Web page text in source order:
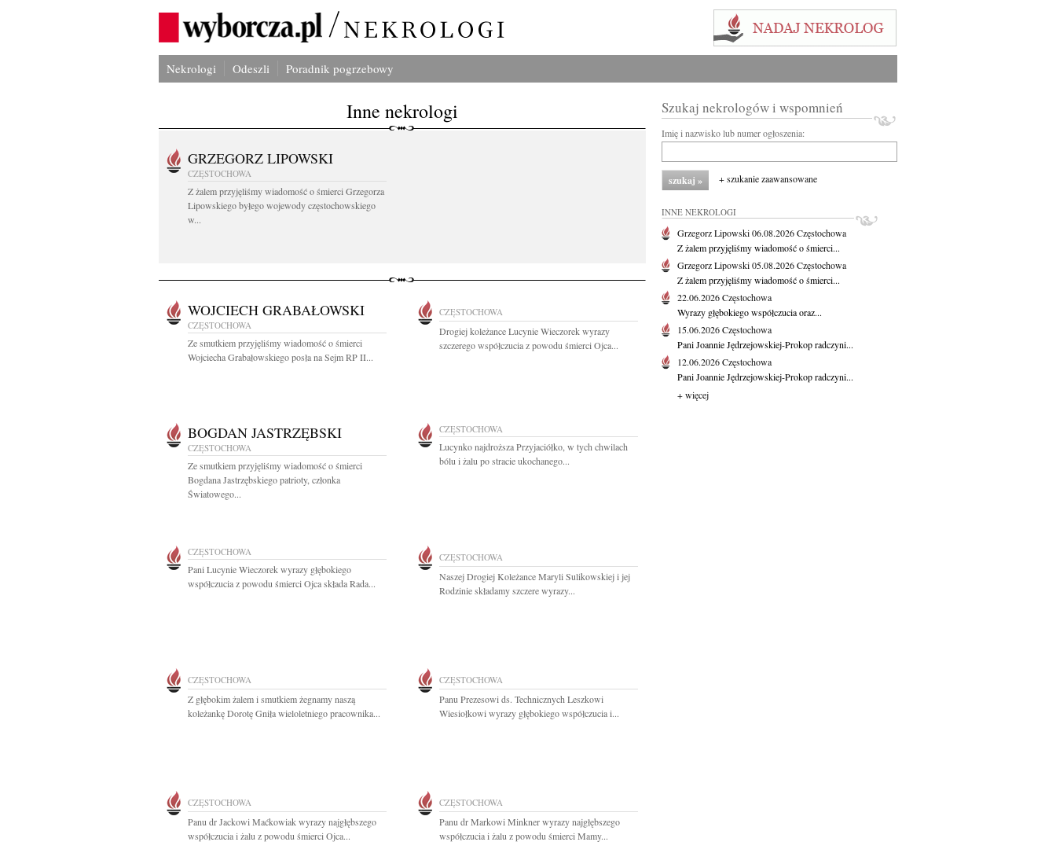
Nekrologi Odeszli Poradnik pogrzebowy
Inne nekrologi
GRZEGORZ LIPOWSKI
CZĘSTOCHOWA
Z żalem przyjęliśmy wiadomość o śmierci Grzegorza
Lipowskiego byłego wojewody częstochowskiego
w...
WOJCIECH GRABAŁOWSKI
CZĘSTOCHOWA
Ze smutkiem przyjęliśmy wiadomość o śmierci
Wojciecha Grabałowskiego posła na Sejm RP II...
CZĘSTOCHOWA
Drogiej koleżance Lucynie Wieczorek wyrazy
szczerego współczucia z powodu śmierci Ojca...
BOGDAN JASTRZĘBSKI
CZĘSTOCHOWA
Ze smutkiem przyjęliśmy wiadomość o śmierci
Bogdana Jastrzębskiego patrioty, członka
Światowego...
CZĘSTOCHOWA
Lucynko najdroższa Przyjaciółko, w tych chwilach
bólu i żalu po stracie ukochanego...
CZĘSTOCHOWA
Pani Lucynie Wieczorek wyrazy głębokiego
współczucia z powodu śmierci Ojca składa Rada...
CZĘSTOCHOWA
Naszej Drogiej Koleżance Maryli Sulikowskiej i jej
Rodzinie składamy szczere wyrazy...
CZĘSTOCHOWA
Z głębokim żalem i smutkiem żegnamy naszą
koleżankę Dorotę Gniła wieloletniego pracownika...
CZĘSTOCHOWA
Panu Prezesowi ds. Technicznych Leszkowi
Wiesiołkowi wyrazy głębokiego współczucia i...
CZĘSTOCHOWA
Panu dr Jackowi Maćkowiak wyrazy najgłębszego
współczucia i żalu z powodu śmierci Ojca...
CZĘSTOCHOWA
Panu dr Markowi Minkner wyrazy najgłębszego
współczucia i żalu z powodu śmierci Mamy...
Szukaj nekrologów i wspomnień
Imię i nazwisko lub numer ogłoszenia:
+ szukanie zaawansowane
INNE NEKROLOGI
Grzegorz Lipowski06.08.2026Częstochowa
Z żalem przyjęliśmy wiadomość o śmierci...
Grzegorz Lipowski05.08.2026Częstochowa
Z żalem przyjęliśmy wiadomość o śmierci...
22.06.2026Częstochowa
Wyrazy głębokiego współczucia oraz...
15.06.2026Częstochowa
Pani Joannie Jędrzejowskiej-Prokop radczyni...
12.06.2026Częstochowa
Pani Joannie Jędrzejowskiej-Prokop radczyni...
+ więcej